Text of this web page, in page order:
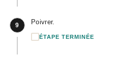
9 Poivrer.
ÉTAPE TERMINÉE